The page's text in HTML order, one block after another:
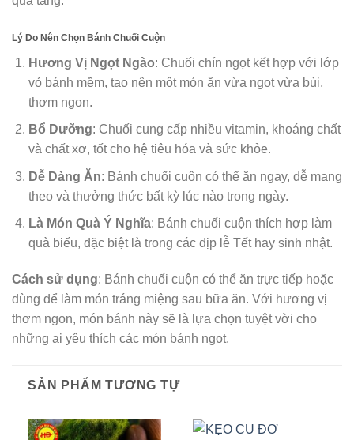
Lý Do Nên Chọn Bánh Chuối Cuộn
Hương Vị Ngọt Ngào: Chuối chín ngọt kết hợp với lớp
vỏ bánh mềm, tạo nên một món ăn vừa ngọt vừa bùi,
thơm ngon.
Bổ Dưỡng: Chuối cung cấp nhiều vitamin, khoáng chất
và chất xơ, tốt cho hệ tiêu hóa và sức khỏe.
Dễ Dàng Ăn: Bánh chuối cuộn có thể ăn ngay, dễ mang
theo và thưởng thức bất kỳ lúc nào trong ngày.
Là Món Quà Ý Nghĩa: Bánh chuối cuộn thích hợp làm
quà biếu, đặc biệt là trong các dịp lễ Tết hay sinh nhật.
Cách sử dụng: Bánh chuối cuộn có thể ăn trực tiếp hoặc
dùng để làm món tráng miệng sau bữa ăn. Với hương vị
thơm ngon, món bánh này sẽ là lựa chọn tuyệt vời cho
những ai yêu thích các món bánh ngọt.
SẢN PHẨM TƯƠNG TỰ